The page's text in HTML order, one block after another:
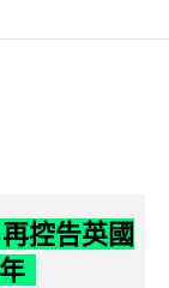
控告英國